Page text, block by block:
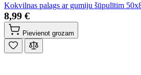
Kokvilnas palags ar gumiju šūpulītim
8,99 €
Pievienot grozam